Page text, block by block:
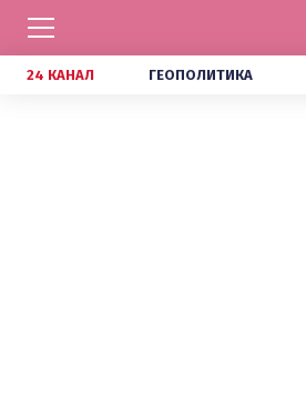
24 КАНАЛ ГЕОПОЛИТИКА